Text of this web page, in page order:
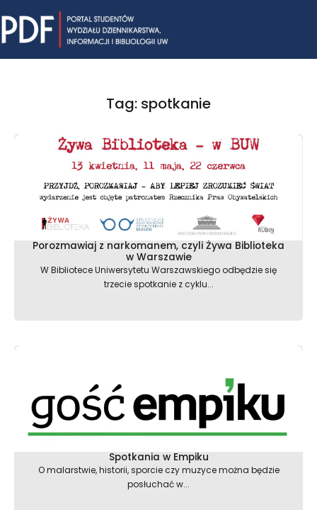
to
content
Tag: spotkanie
Porozmawiaj z narkomanem, czyli Żywa Biblioteka
w Warszawie
W Bibliotece Uniwersytetu Warszawskiego odbędzie się
trzecie spotkanie z cyklu...
Spotkania w Empiku
O malarstwie, historii, sporcie czy muzyce można będzie
posłuchać w...
Strona
Strona